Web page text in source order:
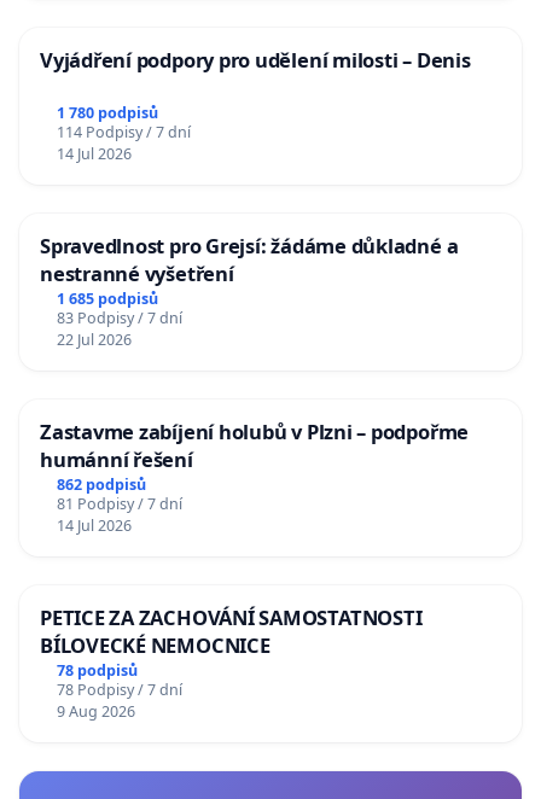
Vyjádření podpory pro udělení milosti – Denis
1 780 podpisů
114 Podpisy / 7 dní
14 Jul 2026
Spravedlnost pro Grejsí: žádáme důkladné a
nestranné vyšetření
1 685 podpisů
83 Podpisy / 7 dní
22 Jul 2026
Zastavme zabíjení holubů v Plzni – podpořme
humánní řešení
862 podpisů
81 Podpisy / 7 dní
14 Jul 2026
PETICE ZA ZACHOVÁNÍ SAMOSTATNOSTI
BÍLOVECKÉ NEMOCNICE
78 podpisů
78 Podpisy / 7 dní
9 Aug 2026